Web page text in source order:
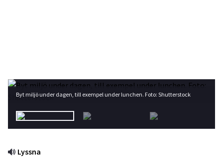
Byt miljö under dagen, till exempel under lunchen. Foto: Shutterstock
Lyssna